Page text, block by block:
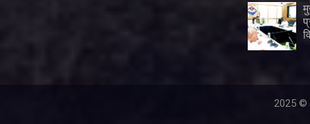
2025 ©